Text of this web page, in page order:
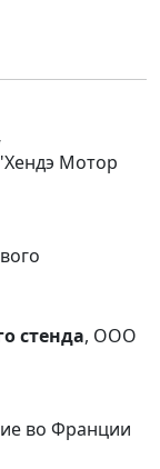
Мотор
стенда, ООО
во Франции